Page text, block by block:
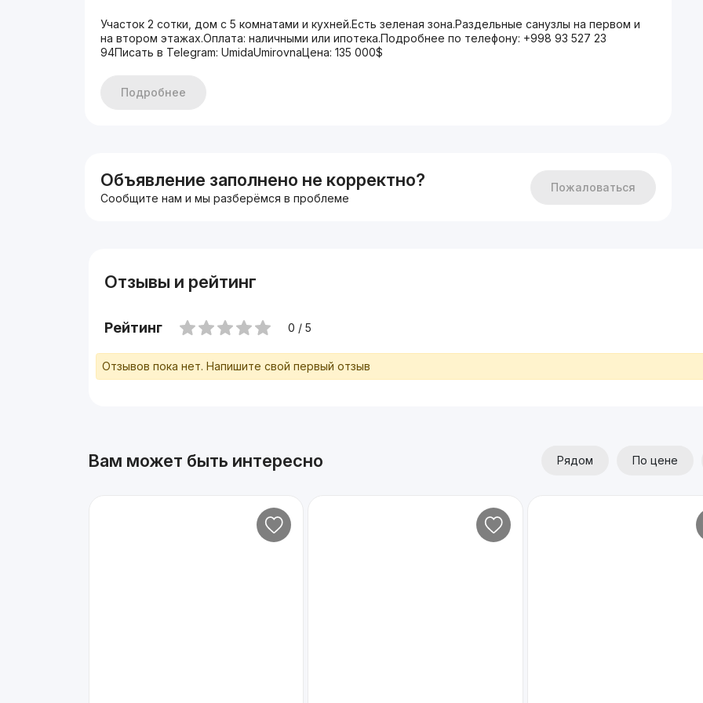
Участок 2 сотки, дом с 5 комнатами и кухней.Есть зеленая зона.Раздельные санузлы на первом и
на втором этажах.Оплата: наличными или ипотека.Подробнее по телефону: +998 93 527 23
94Писать в Telegram: UmidaUmirovnaЦена: 135 000$
Подробнее
Объявление заполнено не корректно?
Сообщите нам и мы разберёмся в проблеме
Пожаловаться
Отзывы и рейтинг
Рейтинг 0 / 5
Отзывов пока нет. Напишите свой первый отзыв
Вам может быть интересно Рядом По цене